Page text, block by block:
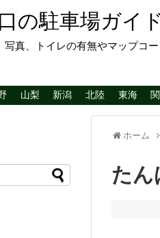
の駐車場ガイド
真、トイレの有無やマップコ
山梨 新潟 北陸 東海
ホーム
たん